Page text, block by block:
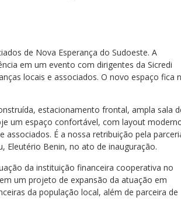
de Nova Esperança do Sudoeste. A
em um evento com dirigentes da Sicredi
locais e associados. O novo espaço fica
estacionamento frontal, ampla sala
um espaço confortável, com layout
É a nossa retribuição pela
Eleutério Benin, no ato de inauguração.
da instituição financeira cooperativa no
um projeto de expansão da atuação em
da população local, além de parceira de